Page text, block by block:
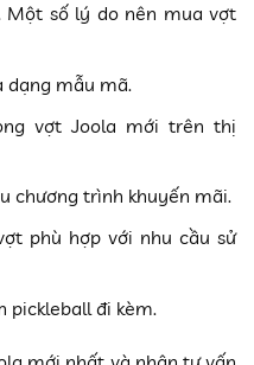
Một số lý do nên mua vợt
dạng mẫu mã.
vợt Joola mới trên thị
chương trình khuyến mãi.
phù hợp với nhu cầu sử
pickleball đi kèm.